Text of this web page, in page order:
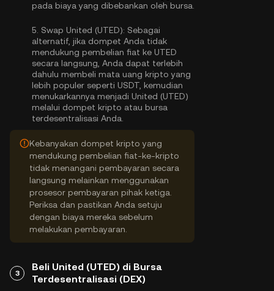
pada biaya yang dibebankan oleh bursa.
5. Swap United (UTED): Sebagai
alternatif, jika dompet Anda tidak
mendukung pembelian fiat ke UTED
secara langsung, Anda dapat terlebih
dahulu membeli mata uang kripto yang
lebih populer seperti USDT, kemudian
menukarkannya menjadi United (UTED)
melalui dompet kripto atau bursa
terdesentralisasi Anda.
Kebanyakan dompet kripto yang
mendukung pembelian fiat-ke-kripto
tidak menangani pembayaran secara
langsung melainkan menggunakan
prosesor pembayaran pihak ketiga.
Periksa dan pastikan Anda setuju
dengan biaya mereka sebelum
melakukan pembayaran.
3
Beli United (UTED) di Bursa
Terdesentralisasi (DEX)